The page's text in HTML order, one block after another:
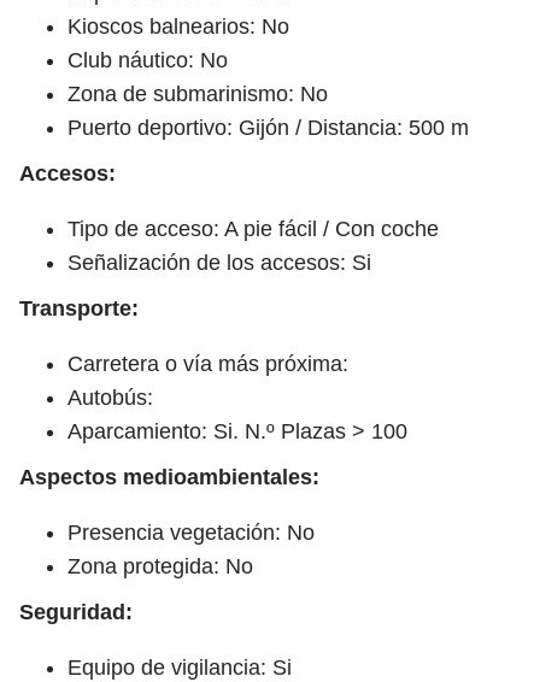
Kioscos balnearios: No
Club náutico: No
Zona de submarinismo: No
Puerto deportivo: Gijón / Distancia: 500 m
Accesos:
Tipo de acceso: A pie fácil / Con coche
Señalización de los accesos: Si
Transporte:
Carretera o vía más próxima:
Autobús:
Aparcamiento: Si. N.º Plazas > 100
Aspectos medioambientales:
Presencia vegetación: No
Zona protegida: No
Seguridad:
Equipo de vigilancia: Si